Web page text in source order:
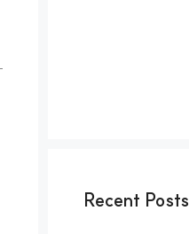
Recent Posts